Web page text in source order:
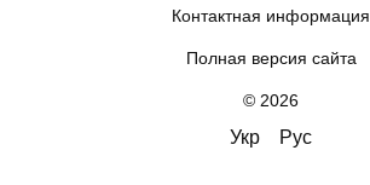
Контактная информация
Полная версия сайта
© 2026
Укр Рус